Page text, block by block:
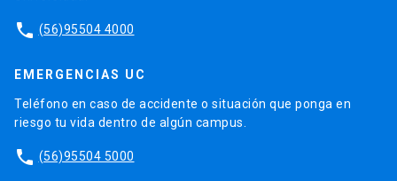
phone (56)95504 4000
EMERGENCIAS UC
Teléfono en caso de accidente o situación que ponga en
riesgo tu vida dentro de algún campus.
phone (56)95504 5000